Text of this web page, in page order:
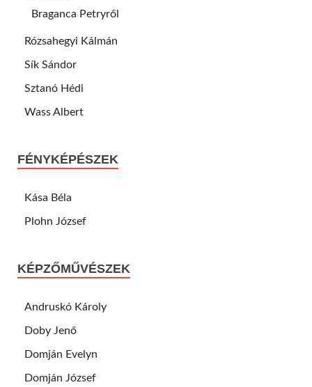
Braganca Petryről
Rózsahegyi Kálmán
Sík Sándor
Sztanó Hédi
Wass Albert
FÉNYKÉPÉSZEK
Kása Béla
Plohn József
KÉPZŐMŰVÉSZEK
Andruskó Károly
Doby Jenő
Domján Evelyn
Domján József